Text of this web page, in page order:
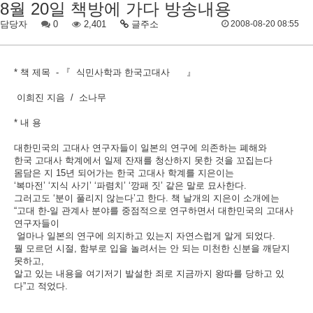
8월 20일 책방에 가다 방송내용
담당자 0 2,401 글주소 2008-08-20 08:55
* 책 제목 - 『 식민사학과 한국고대사 』
이희진 지음 / 소나무
* 내 용
대한민국의 고대사 연구자들이 일본의 연구에 의존하는 폐해와
한국 고대사 학계에서 일제 잔재를 청산하지 못한 것을 꼬집는다
몸담은 지 15년 되어가는 한국 고대사 학계를 지은이는
‘복마전’ ‘지식 사기’ ‘파렴치’ ‘깡패 짓’ 같은 말로 묘사한다.
그러고도 ‘분이 풀리지 않는다’고 한다. 책 날개의 지은이 소개에는
“고대 한-일 관계사 분야를 중점적으로 연구하면서 대한민국의 고대사
연구자들이
얼마나 일본의 연구에 의지하고 있는지 자연스럽게 알게 되었다.
뭘 모르던 시절, 함부로 입을 놀려서는 안 되는 미천한 신분을 깨닫지
못하고,
알고 있는 내용을 여기저기 발설한 죄로 지금까지 왕따를 당하고 있
다”고 적었다.